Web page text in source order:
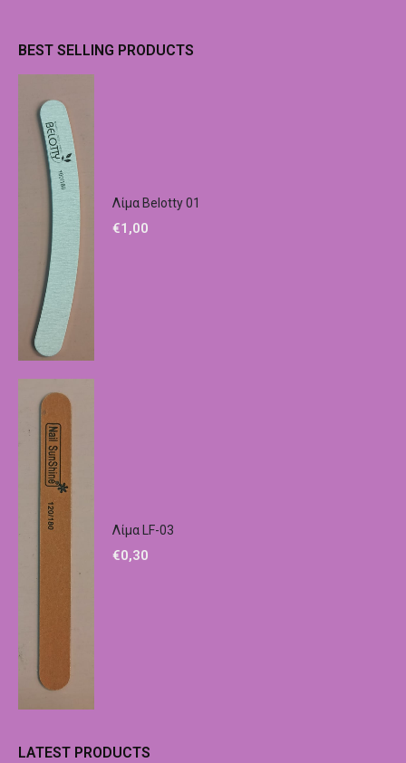
BEST SELLING PRODUCTS
Λίμα Belotty 01
€1,00
Λίμα LF-03
€0,30
LATEST PRODUCTS